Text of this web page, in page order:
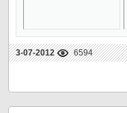
3-07-2012 6594